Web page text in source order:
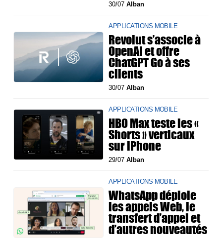
30/07Alban
APPLICATIONS MOBILE
Revolut s’associe à
OpenAI et offre
ChatGPT Go à ses
clients
30/07Alban
APPLICATIONS MOBILE
HBO Max teste les «
Shorts » verticaux
sur iPhone
29/07Alban
APPLICATIONS MOBILE
WhatsApp déploie
les appels Web, le
transfert d’appel et
d’autres nouveautés